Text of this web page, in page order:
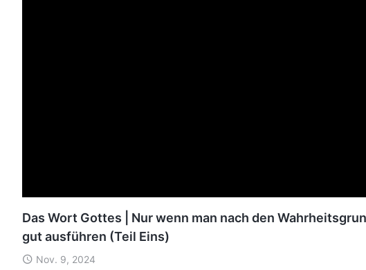
Das Wort Gottes | Nur wenn man nach den
gut ausführen (Teil Eins)
Nov. 9, 2024